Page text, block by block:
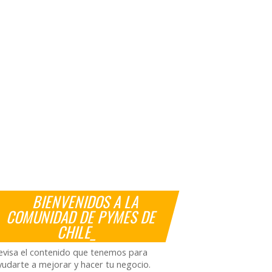
BIENVENIDOS A LA
COMUNIDAD DE PYMES DE
CHILE_
el contenido que tenemos para
a mejorar y hacer tu negocio.